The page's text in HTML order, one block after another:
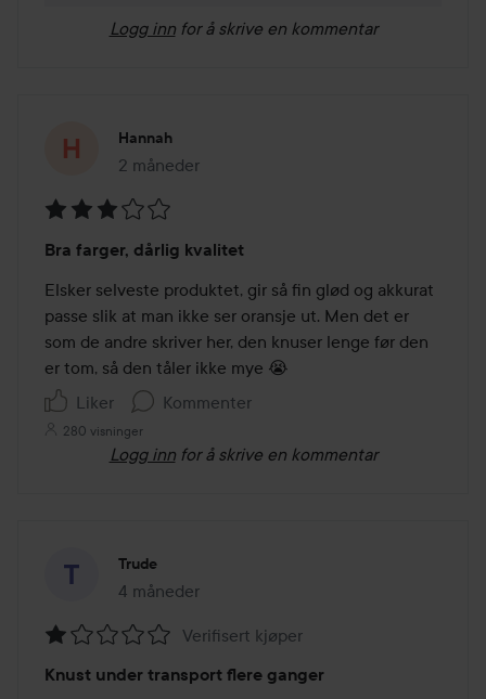
Logg inn for å skrive en kommentar
Hannah
2 måneder
Innlegget ble opprettet 2 måneder
3
av
5
Bra farger, dårlig kvalitet
Elsker selveste produktet, gir så fin glød og akkurat
passe slik at man ikke ser oransje ut. Men det er
som de andre skriver her, den knuser lenge før den
er tom, så den tåler ikke mye 😭
Liker
Kommenter
280 visninger
Logg inn for å skrive en kommentar
Trude
4 måneder
Innlegget ble opprettet 4 måneder
1
Verifisert kjøper
Knust under transport flere ganger